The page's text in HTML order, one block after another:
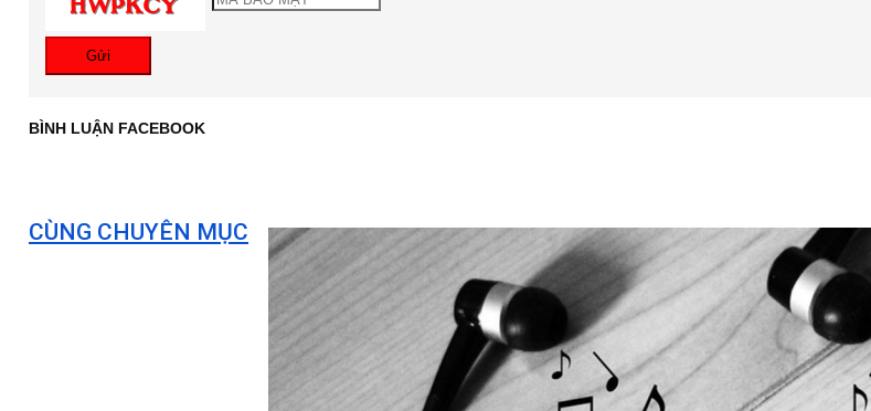
Gửi
BÌNH LUẬN FACEBOOK
CÙNG CHUYÊN MỤC